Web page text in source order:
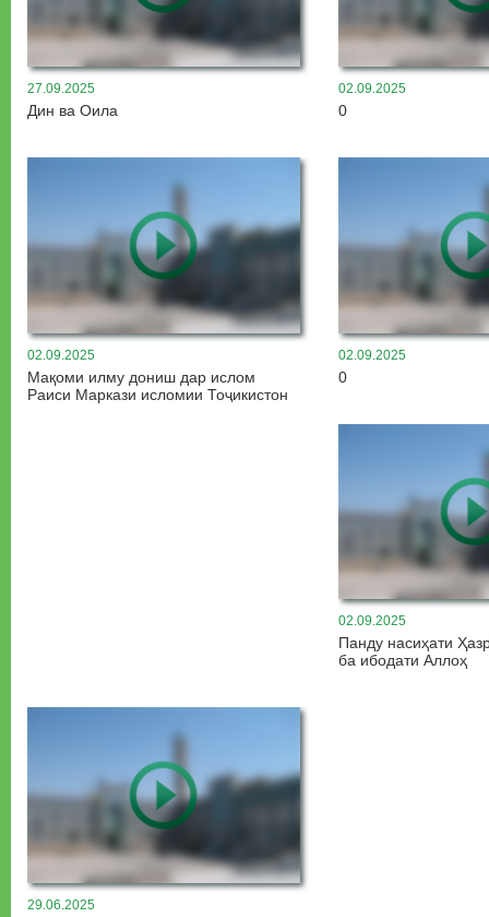
27.09.2025
Дин ва Оила
02.09.2025
0
02.09.2025
Мақоми илму дониш дар ислом
Раиси Маркази исломии Тоҷикистон
02.09.2025
0
02.09.2025
Панду насиҳати
ба ибодати Аллоҳ
29.06.2025